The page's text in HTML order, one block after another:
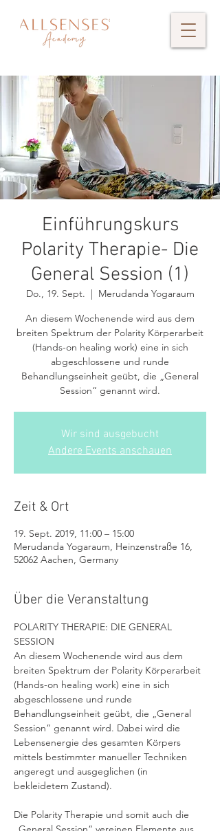
Einführungskurs
Polarity Therapie- Die
General Session (1)
Do., 19. Sept.
  |
Merudanda Yogaraum
An diesem Wochenende wird aus dem
breiten Spektrum der Polarity Körperarbeit
(Hands-on healing work) eine in sich
abgeschlossene und runde
Behandlungseinheit geübt, die „General
Session“ genannt wird.
Wir sind ausgebucht
Andere Events anschauen
Zeit & Ort
19. Sept. 2019, 11:00 – 15:00
Merudanda Yogaraum, Heinzenstraße 16,
52062 Aachen, Germany
Über die Veranstaltung
POLARITY THERAPIE: DIE GENERAL
SESSION
An diesem Wochenende wird aus dem
breiten Spektrum der Polarity Körperarbeit
(Hands-on healing work) eine in sich
abgeschlossene und runde
Behandlungseinheit geübt, die „General
Session“ genannt wird. Dabei wird die
Lebensenergie des gesamten Körpers
mittels bestimmter manueller Techniken
angeregt und ausgeglichen (in
bekleidetem Zustand).
Die Polarity Therapie und somit auch die